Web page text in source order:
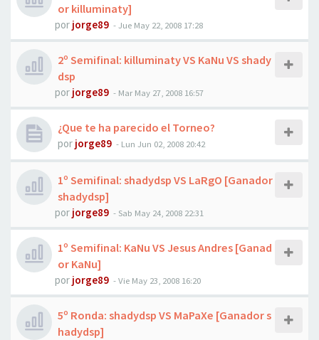
or killuminaty]
por jorge89 -Jue May 22, 2008 17:28
2º Semifinal: killuminaty VS KaNu VS shady
dsp
por jorge89 - Mar May 27, 2008 16:57
¿Que te ha parecido el Torneo?
por jorge89 - Lun Jun 02, 2008 20:42
1º Semifinal: shadydsp VS LaRgO [Ganador
shadydsp]
por jorge89 - Sab May 24, 2008 22:31
1º Semifinal: KaNu VS Jesus Andres [Ganad
or KaNu]
por jorge89 -Vie May 23, 2008 16:20
5º Ronda: shadydsp VS MaPaXe [Ganador s
hadydsp]